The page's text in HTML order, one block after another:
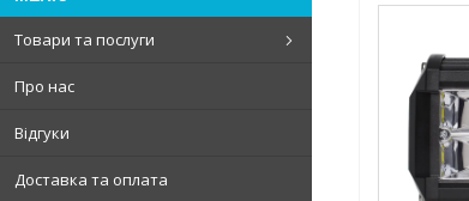
Товари та послуги
Про нас
Відгуки
Доставка та оплата